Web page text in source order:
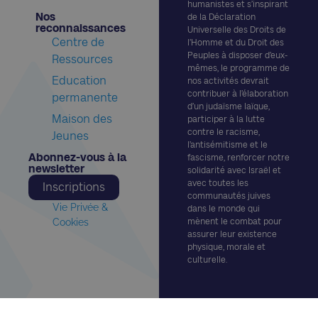
humanistes et s’inspirant
de la Déclaration
Universelle des Droits de
l’Homme et du Droit des
Peuples à disposer d’eux-
mêmes, le programme de
nos activités devrait
contribuer à l’élaboration
d’un judaïsme laïque,
participer à la lutte
contre le racisme,
l’antisémitisme et le
fascisme, renforcer notre
solidarité avec Israël et
avec toutes les
communautés juives
dans le monde qui
mènent le combat pour
assurer leur existence
physique, morale et
culturelle.
Nos
reconnaissances​
Centre de
Ressources
Education
permanente
Maison des
Jeunes
Abonnez-vous à la
newsletter​
Inscriptions
Vie Privée &
Cookies